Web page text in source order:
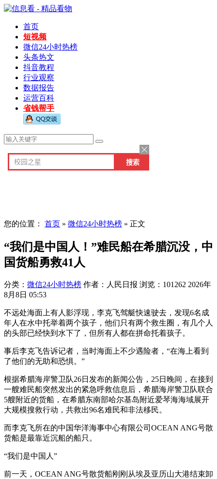
首页
短视频
微信24小时热榜
头条热文
抖音教程
行业观察
数据报告
运营百科
省钱帮手
您的位置： 首页 » 微信24小时热榜 » 正文
“我们是中国人！”难民船在希腊沉没，中
国货船勇救41人
分类： 微信24小时热榜 作者：人民日报 浏览：101262 2026年
8月8日 05:53
不远处海面上有人影浮现，李克飞驾艇快速驶去，发现6名成
年人在水中托举着两个孩子，他们只有两个救生圈，有几个人
的头部已经快到水下了，但所有人都在拼命托着孩子。
事后李克飞告诉记者，当时海面上不少遇险者，“在海上看到
了他们的无助和恐惧。”
根据希腊海岸警卫队26日发布的新闻公告，25日晚间，在接到
一艘难民船突然发出的紧急呼救信息后，希腊海岸警卫队联合
5艘附近的货船，在希腊东南部哈尔基岛附近爱琴海海域展开
大规模搜救行动，共救出96名难民和非法移民。
而李克飞所在的中国华洋海事中心有限公司OCEAN ANG号散
货船是最靠近沉船的船只。
“我们是中国人”
前一天，OCEAN ANG号散货船刚刚从埃及亚历山大港结束卸